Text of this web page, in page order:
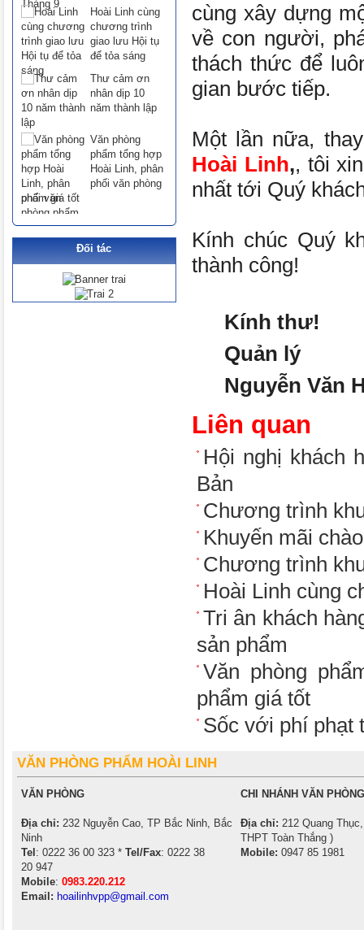
Hoài Linh cùng
chương trình
giao lưu Hội tụ
để tỏa sáng
Thư cảm ơn
nhân dịp 10
năm thành lập
Văn phòng
phẩm tổng hợp
Hoài Linh, phân
phối văn phòng
phẩm giá tốt
Đối tác
cùng xây dựng
về con người,
thách thức để
gian bước tiếp.
Một lần nữa,
Hoài Linh,, tôi
nhất tới Quý
Kính chúc Quý
thành công!
Kính thư!
Quản lý
Nguyễn Văn
Liên quan
Hội nghị khách
Bản
Chương trình
Khuyến mãi
Chương trình
Hoài Linh cùng
Tri ân khách
sản phẩm
Văn phòng
phẩm giá tốt
Sốc với phí phạt
VĂN PHÒNG PHẨM HOÀI LINH
VĂN PHÒNG
Địa chỉ: 232 Nguyễn Cao, TP Bắc Ninh, Bắc
Ninh
Tel : 0222 36 00 323 * Tel/Fax: 0222 38
20 947
Mobile: 0983.220.212
Email: hoailinhvpp@gmail.com
CHI NHÁNH VĂN
Địa chỉ: 212 Quang
THPT Toàn Thắng )
Mobile: 0947 85 1981